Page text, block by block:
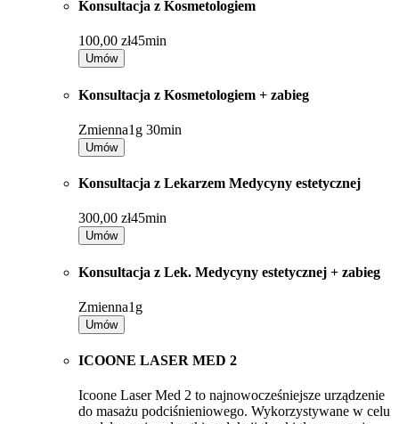
Konsultacja z Kosmetologiem
100,00 zł45min
Umów
Konsultacja z Kosmetologiem + zabieg
Zmienna1g 30min
Umów
Konsultacja z Lekarzem Medycyny estetycznej
300,00 zł45min
Umów
Konsultacja z Lek. Medycyny estetycznej + zabieg
Zmienna1g
Umów
ICOONE LASER MED 2
Icoone Laser Med 2 to najnowocześniejsze urządzenie
do masażu podciśnieniowego. Wykorzystywane w celu